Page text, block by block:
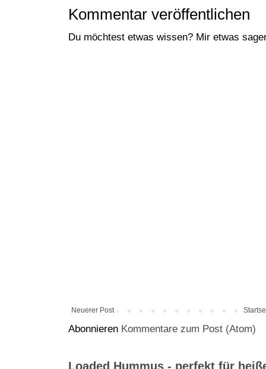
Kommentar veröffentlichen
Du möchtest etwas wissen? Mir etwas
Neuerer Post
Abonnieren Kommentare zum Post (Atom)
Loaded Hummus - perfekt für